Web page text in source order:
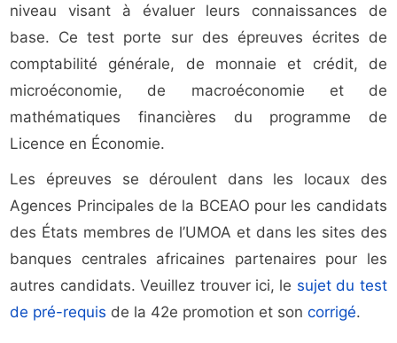
niveau visant à évaluer leurs connaissances de
base. Ce test porte sur des épreuves écrites de
comptabilité générale, de monnaie et crédit, de
microéconomie, de macroéconomie et de
mathématiques financières du programme de
Licence en Économie.
Les épreuves se déroulent dans les locaux des
Agences Principales de la BCEAO pour les candidats
des États membres de l’UMOA et dans les sites des
banques centrales africaines partenaires pour les
autres candidats. Veuillez trouver ici, le sujet du test
de pré-requis de la 42e promotion et soncorrigé.